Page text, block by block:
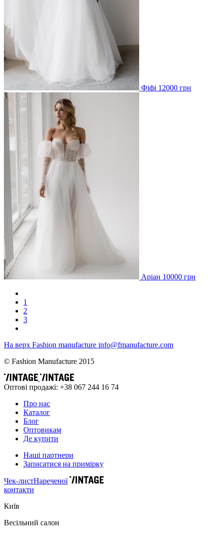
Фіфі 12000 грн
Аріан 10000 грн
1
2
3
На верх Fashion manufacture info@fmanufacture.com
© Fashion Manufacture 2015
Оптові продажі: +38 067 244 16 74
Про нас
Каталог
Блог
Оптовикам
Де купити
Наші партнери
Записатися на примірку
Чек-листНареченої
контакти
Київ
Весільний салон